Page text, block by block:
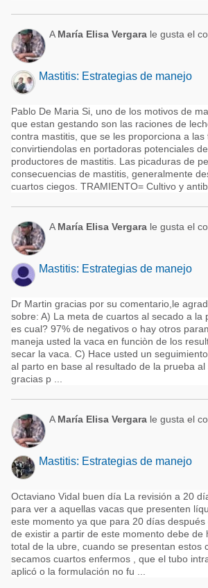
A María Elisa Vergara le gusta el
Mastitis: Estrategias de manejo
Pablo De Maria Si, uno de los motivos de
que estan gestando son las raciones de
contra mastitis, que se les proporciona a las
convirtiendolas en portadoras potenciales
productores de mastitis. Las picaduras de
consecuencias de mastitis, generalmente
cuartos ciegos. TRAMIENTO= Cultivo y antibi
A María Elisa Vergara le gusta el
Mastitis: Estrategias de manejo
Dr Martin gracias por su comentario,le
sobre: A) La meta de cuartos al secado a la
es cual? 97% de negativos o hay otros
maneja usted la vaca en funciòn de los
secar la vaca. C) Hace usted un
al parto en base al resultado de la prueba
gracias p ...
A María Elisa Vergara le gusta el
Mastitis: Estrategias de manejo
Octaviano Vidal buen día La revisión a 20
para ver a aquellas vacas que presenten
este momento ya que para 20 días
de existir a partir de este momento debe de
total de la ubre, cuando se presentan estos
secamos cuartos enfermos , que el tubo
aplicó o la formulación no fu ...